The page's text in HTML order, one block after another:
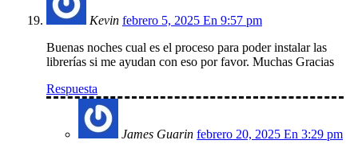
Kevin febrero 5, 2025 En 9:57 pm
Buenas noches cual es el proceso para poder instalar las
librerías si me ayudan con eso por favor. Muchas Gracias
Respuesta
James Guarin febrero 20, 2025 En 3:29 pm